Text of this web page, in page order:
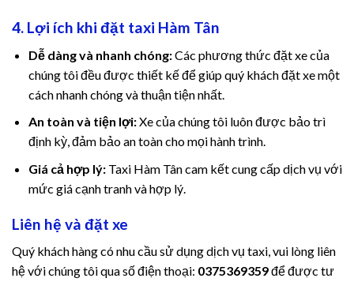
jojobet güncel giriş
pulibet
meritking
anadoluslot
jojobet
Eros Maç Tv
Primebahis
4. Lợi ích khi đặt taxi Hàm Tân
Dễ dàng và nhanh chóng:Các phương thức đặt xe của
chúng tôi đều được thiết kế để giúp quý khách đặt xe một
cách nhanh chóng và thuận tiện nhất.
An toàn và tiện lợi:Xe của chúng tôi luôn được bảo trì
định kỳ, đảm bảo an toàn cho mọi hành trình.
Giá cả hợp lý:Taxi Hàm Tân cam kết cung cấp dịch vụ với
mức giá cạnh tranh và hợp lý.
Liên hệ và đặt xe
Quý khách hàng có nhu cầu sử dụng dịch vụ taxi, vui lòng liên
hệ với chúng tôi qua số điện thoại: 0375369359để được tư